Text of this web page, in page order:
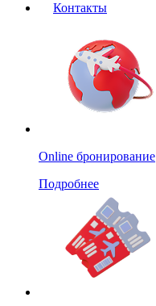
Контакты
Online бронирование
Подробнее